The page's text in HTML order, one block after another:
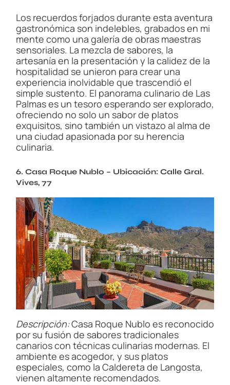
Los recuerdos forjados durante esta aventura
gastronómica son indelebles, grabados en mi
mente como una galería de obras maestras
sensoriales. La mezcla de sabores, la
artesanía en la presentación y la calidez de la
hospitalidad se unieron para crear una
experiencia inolvidable que trascendió el
simple sustento. El panorama culinario de Las
Palmas es un tesoro esperando ser explorado,
ofreciendo no solo un sabor de platos
exquisitos, sino también un vistazo al alma de
una ciudad apasionada por su herencia
culinaria.
6. Casa Roque Nublo – Ubicación: Calle Gral.
Vives, 77
Descripción:Casa Roque Nublo es reconocido
por su fusión de sabores tradicionales
canarios con técnicas culinarias modernas. El
ambiente es acogedor, y sus platos
especiales, como la Caldereta de Langosta,
vienen altamente recomendados.